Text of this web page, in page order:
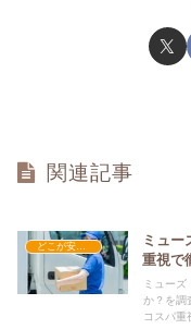
関連記事
ミュー
重視で
ミュー
か？を調
コスパ重